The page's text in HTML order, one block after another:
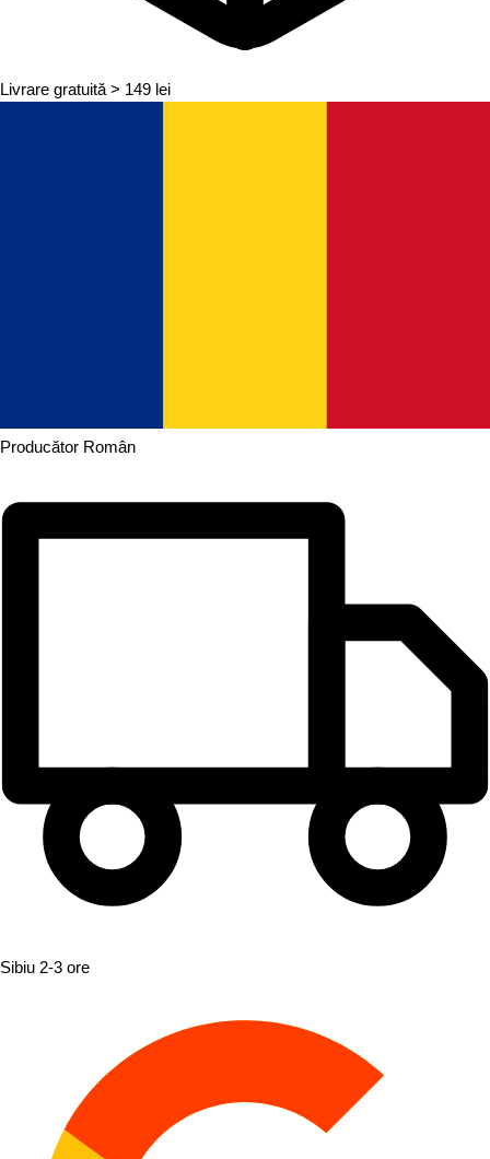
Livrare gratuită > 149 lei
Producător Român
Sibiu 2-3 ore